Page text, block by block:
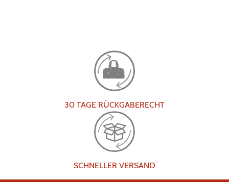
30 TAGE RÜCKGABERECHT
SCHNELLER VERSAND